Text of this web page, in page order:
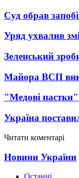
Суд обрав
Уряд ухвалив
Зеленський
Майора ВСП
"Медові
Україна
Читати коментарі
Новини України